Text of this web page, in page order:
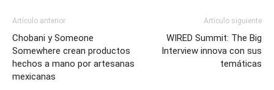
Artículo anterior
Chobani y Someone
Somewhere crean productos
hechos a mano por artesanas
mexicanas
Artículo siguiente
WIRED Summit: The Big
Interview innova con sus
temáticas